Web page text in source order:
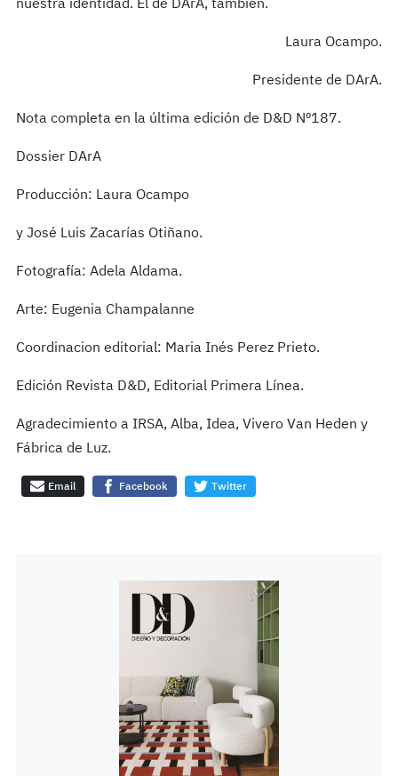
nuestra identidad. El de DArA, también.
Laura Ocampo.
Presidente de DArA.
Nota completa en la última edición de D&D Nº187.
Dossier DArA
Producción: Laura Ocampo
y José Luis Zacarías Otiñano.
Fotografía: Adela Aldama.
Arte: Eugenia Champalanne
Coordinacion editorial: Maria Inés Perez Prieto.
Edición Revista D&D, Editorial Primera Línea.
Agradecimiento a IRSA, Alba, Idea, Vivero Van Heden y
Fábrica de Luz.
Email Facebook Twitter